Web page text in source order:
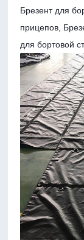
Брезент для
прицепов,
для бортовой